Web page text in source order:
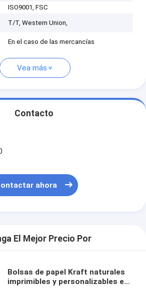
ISO9001, FSC
T/T, Western Union,
En el caso de las mercancías
Vea más
Contacto
ahora
El Mejor Precio Por
Bolsas de papel Kraft naturales
imprimibles y personalizables en